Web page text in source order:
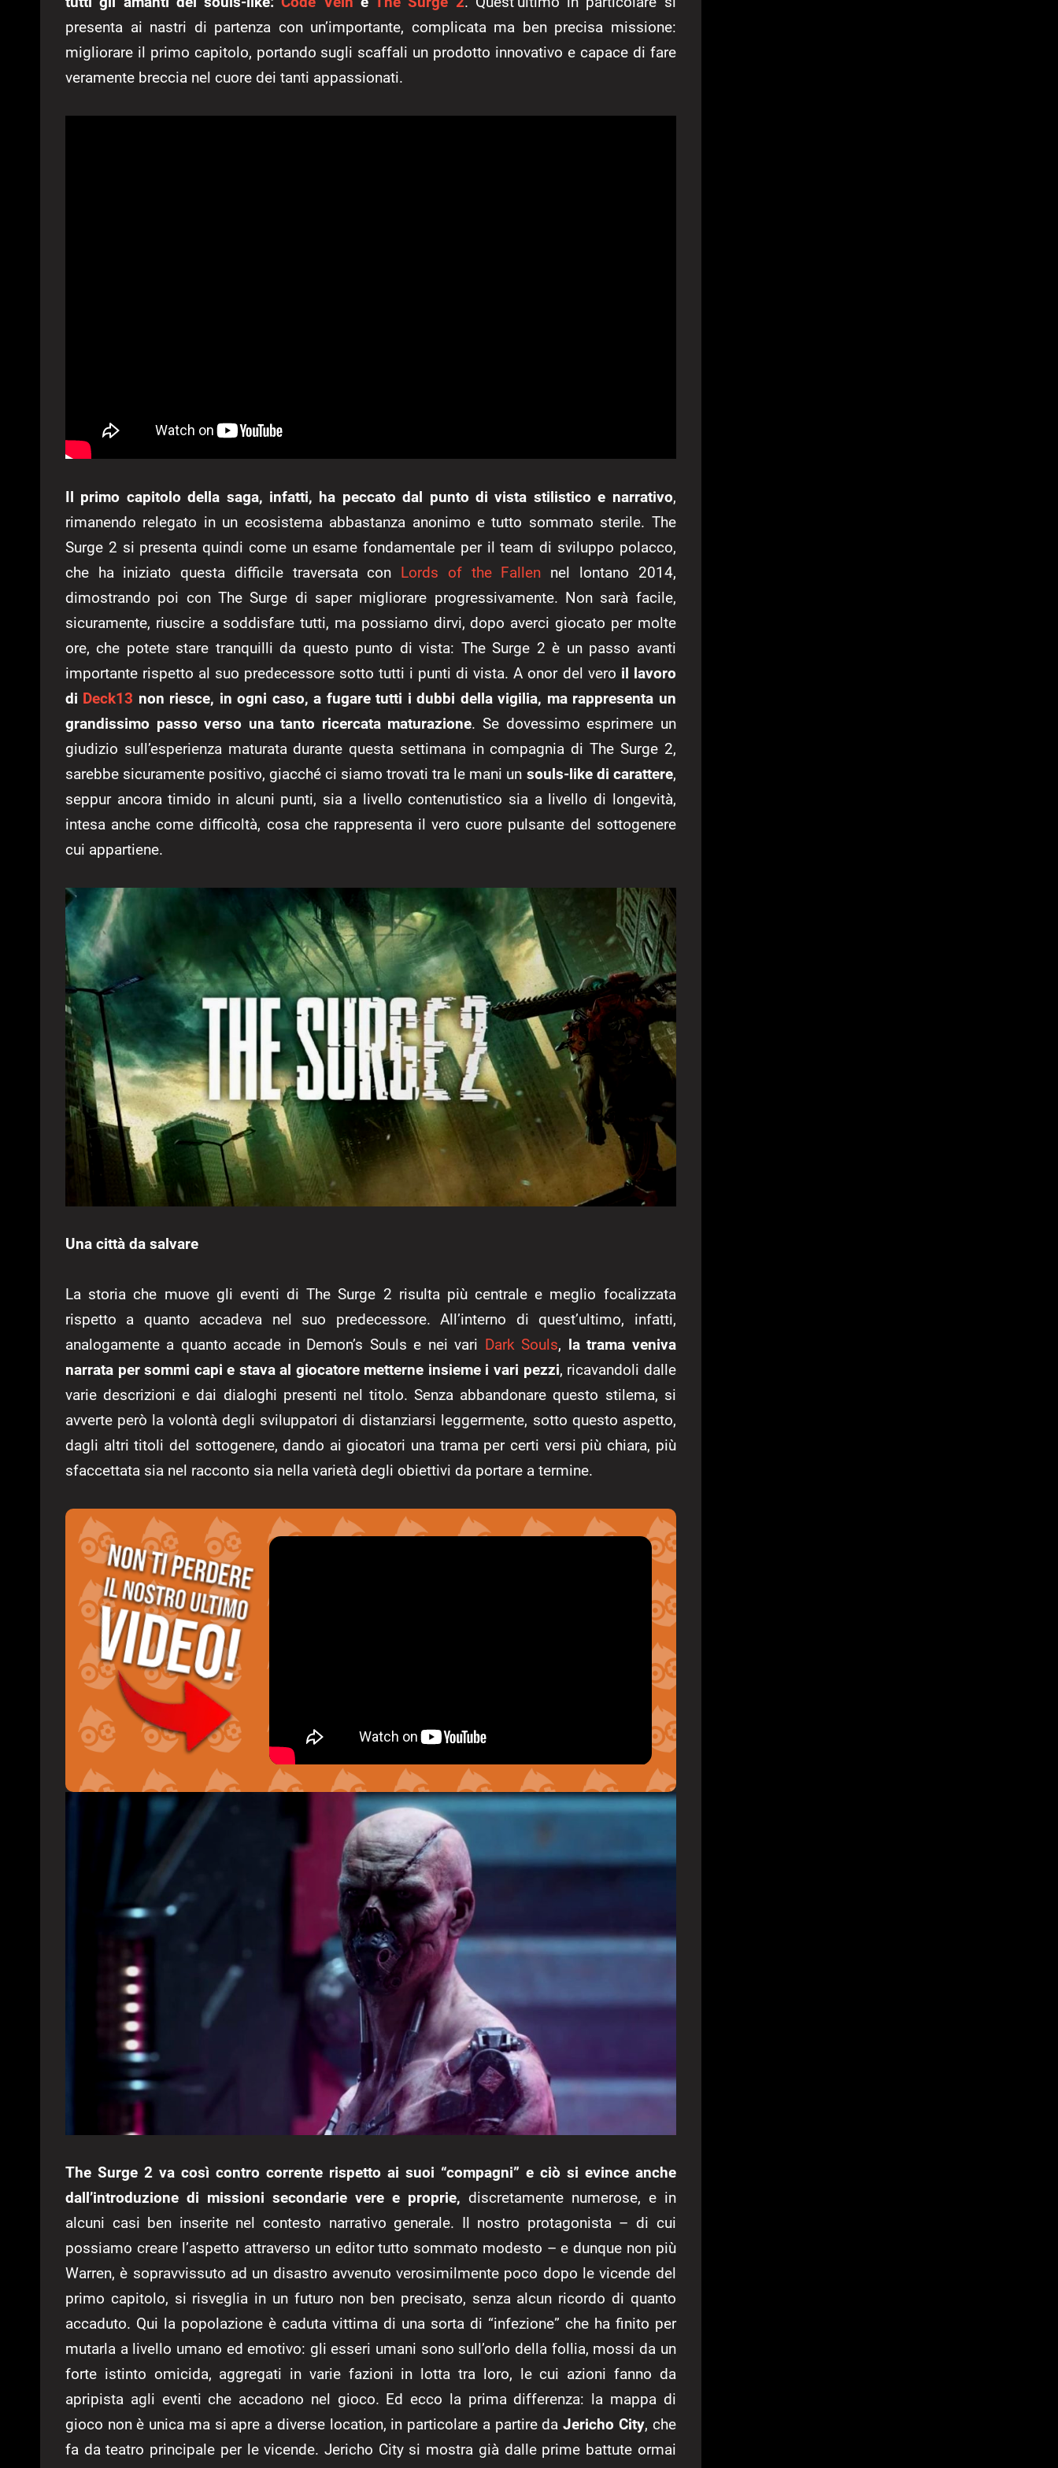
presenta ai nastri di partenza con un’importante, complicata ma ben precisa missione:
migliorare il primo capitolo, portando sugli scaffali un prodotto innovativo e capace di fare
veramente breccia nel cuore dei tanti appassionati.
Il primo capitolo della saga, infatti, ha peccato dal punto di vista stilistico e narrativo,
rimanendo relegato in un ecosistema abbastanza anonimo e tutto sommato sterile. The
Surge 2 si presenta quindi come un esame fondamentale per il team di sviluppo polacco,
che ha iniziato questa difficile traversata con Lords of the Fallen nel lontano 2014,
dimostrando poi con The Surge di saper migliorare progressivamente. Non sarà facile,
sicuramente, riuscire a soddisfare tutti, ma possiamo dirvi, dopo averci giocato per molte
ore, che potete stare tranquilli da questo punto di vista: The Surge 2 è un passo avanti
importante rispetto al suo predecessore sotto tutti i punti di vista. A onor del vero il lavoro
di Deck13 non riesce, in ogni caso, a fugare tutti i dubbi della vigilia, ma rappresenta un
grandissimo passo verso una tanto ricercata maturazione. Se dovessimo esprimere un
giudizio sull’esperienza maturata durante questa settimana in compagnia di The Surge 2,
sarebbe sicuramente positivo, giacché ci siamo trovati tra le mani un souls-like di carattere,
seppur ancora timido in alcuni punti, sia a livello contenutistico sia a livello di longevità,
intesa anche come difficoltà, cosa che rappresenta il vero cuore pulsante del sottogenere
cui appartiene.
Una città da salvare
La storia che muove gli eventi di The Surge 2 risulta più centrale e meglio focalizzata
rispetto a quanto accadeva nel suo predecessore. All’interno di quest’ultimo, infatti,
analogamente a quanto accade in Demon’s Souls e nei vari Dark Souls, la trama veniva
narrata per sommi capi e stava al giocatore metterne insieme i vari pezzi, ricavandoli dalle
varie descrizioni e dai dialoghi presenti nel titolo. Senza abbandonare questo stilema, si
avverte però la volontà degli sviluppatori di distanziarsi leggermente, sotto questo aspetto,
dagli altri titoli del sottogenere, dando ai giocatori una trama per certi versi più chiara, più
sfaccettata sia nel racconto sia nella varietà degli obiettivi da portare a termine.
The Surge 2 va così contro corrente rispetto ai suoi “compagni” e ciò si evince anche
dall’introduzione di missioni secondarie vere e proprie, discretamente numerose, e in
alcuni casi ben inserite nel contesto narrativo generale. Il nostro protagonista – di cui
possiamo creare l’aspetto attraverso un editor tutto sommato modesto – e dunque non più
Warren, è sopravvissuto ad un disastro avvenuto verosimilmente poco dopo le vicende del
primo capitolo, si risveglia in un futuro non ben precisato, senza alcun ricordo di quanto
accaduto. Qui la popolazione è caduta vittima di una sorta di “infezione” che ha finito per
mutarla a livello umano ed emotivo: gli esseri umani sono sull’orlo della follia, mossi da un
forte istinto omicida, aggregati in varie fazioni in lotta tra loro, le cui azioni fanno da
apripista agli eventi che accadono nel gioco. Ed ecco la prima differenza: la mappa di
gioco non è unica ma si apre a diverse location, in particolare a partire da Jericho City, che
fa da teatro principale per le vicende. Jericho City si mostra già dalle prime battute ormai